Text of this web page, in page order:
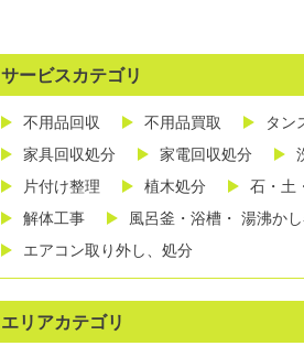
サービスカテゴリ
不用品回収 不用品買取 タン
家具回収処分
家電回収処分
片付け整理
植木処分 石・土
解体工事
風呂釜・浴槽・ 湯沸か
エアコン取り外し、処分
エリアカテゴリ